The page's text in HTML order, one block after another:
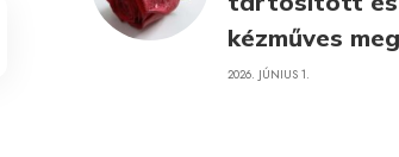
kézműves
2026. JÚNIUS 1.